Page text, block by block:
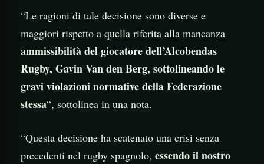
“Le ragioni di tale decisione sono diverse e
maggiori rispetto a quella riferita alla mancanza
ammissibilità del giocatore dell’Alcobendas
Rugby, Gavin Van den Berg, sottolineando le
gravi violazioni normative della Federazione
stessa“, sottolinea in una nota.
“Questa decisione ha scatenato una crisi senza
precedenti nel rugby spagnolo, essendo il nostro